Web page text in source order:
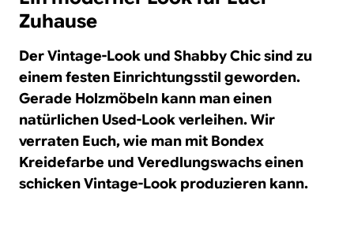
Zuhause
Der Vintage-Look und Shabby Chic sind zu
einem festen Einrichtungsstil geworden.
Gerade Holzmöbeln kann man einen
natürlichen Used-Look verleihen. Wir
verraten Euch, wie man mit Bondex
Kreidefarbe und Veredlungswachs einen
schicken Vintage-Look produzieren kann.